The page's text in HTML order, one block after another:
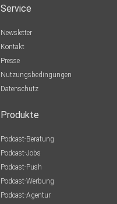
Service
Newsletter
Kontakt
Presse
Nutzungsbedingungen
Datenschutz
Produkte
Podcast-Beratung
Podcast-Jobs
Podcast-Push
Podcast-Werbung
Podcast-Agentur